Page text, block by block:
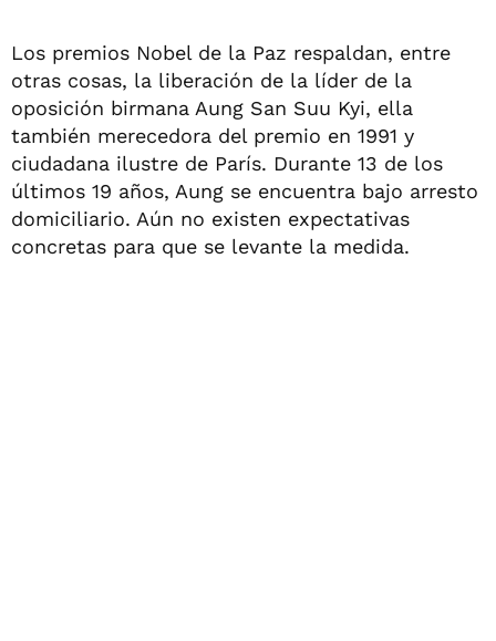
Los premios Nobel de la Paz respaldan, entre
otras cosas, la liberación de la líder de la
oposición birmana Aung San Suu Kyi, ella
también merecedora del premio en 1991 y
ciudadana ilustre de París. Durante 13 de los
últimos 19 años, Aung se encuentra bajo arresto
domiciliario. Aún no existen expectativas
concretas para que se levante la medida.